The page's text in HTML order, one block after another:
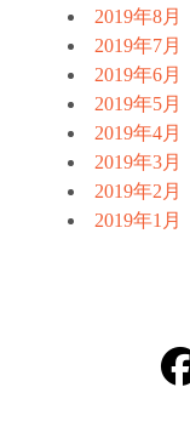
2019年8月
2019年7月
2019年6月
2019年5月
2019年4月
2019年3月
2019年2月
2019年1月